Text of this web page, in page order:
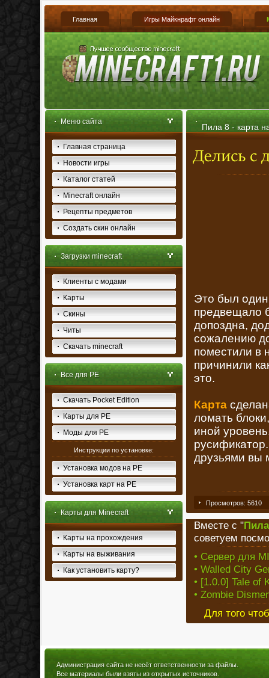
Главная Игры Майкнрафт онлайн
Меню сайта
Главная страница
Новости игры
Каталог статей
Minecraft онлайн
Рецепты предметов
Создать скин онлайн
Загрузки minecraft
Клиенты с модами
Карты
Скины
Читы
Скачать minecraft
Все для PE
Скачать Pocket Edition
Карты для PE
Моды для PE
Инструкции по установке:
Установка модов на PE
Установка карт на PE
Карты для Minecraft
Карты на прохождения
Карты на выживания
Как установить карту?
Пила 8 - карта
Это был
предвещало
допоздна,
сожалению
поместили в
причинили
это.
Карта
ломать
иной
друзьями вы
Просмотров: 5610
Вместе с "
советуем
• Сервер для
• Walled City
• [1.0.0] Tale of
• Zombie
Для того
Администрация сайта не несёт ответственности за файлы.
Все материалы были взяты из открытых источников.